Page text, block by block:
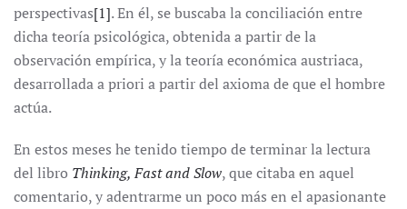
perspectivas[1]. En él, se buscaba la conciliación entre
dicha teoría psicológica, obtenida a partir de la
observación empírica, y la teoría económica austriaca,
desarrollada a priori a partir del axioma de que el hombre
actúa.
En estos meses he tenido tiempo de terminar la lectura
del libro Thinking, Fast and Slow, que citaba en aquel
comentario, y adentrarme un poco más en el apasionante